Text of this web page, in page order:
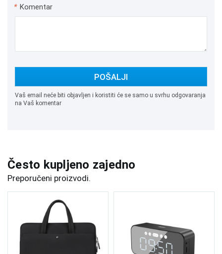
* Komentar
POŠALJI
Vaš email neće biti objavljen i koristiti će se samo u svrhu odgovaranja
na Vaš komentar
Često kupljeno zajedno
Preporučeni proizvodi.